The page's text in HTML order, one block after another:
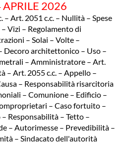
2026
– Art. 2051 c.c. – Nullità – Spese
Vizi – Regolamento di
– Solai – Volte –
Decoro architettonico – Uso –
– Amministratore – Art.
– Art. 2055 c.c. – Appello –
– Responsabilità risarcitoria
– Comunione – Edificio –
– Caso fortuito –
Responsabilità – Tetto –
– Autorimesse – Prevedibilità –
– Sindacato dell'autorità